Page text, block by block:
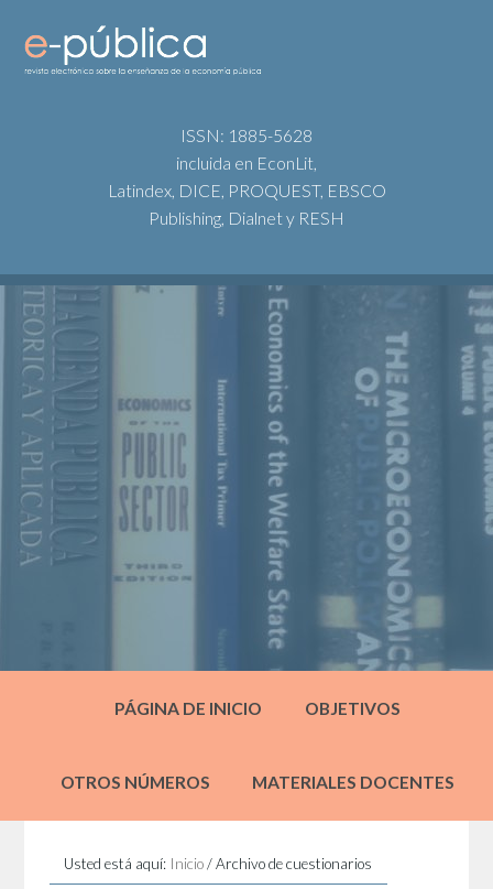
ISSN: 1885-5628
incluida en EconLit,
Latindex, DICE, PROQUEST, EBSCO
Publishing, Dialnet y RESH
PÁGINA DE INICIO OBJETIVOS
OTROS NÚMEROS MATERIALES DOCENTES
Usted está aquí: Inicio /Archivo de cuestionarios